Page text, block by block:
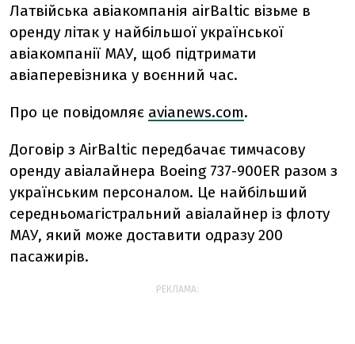
Латвійська авіакомпанія airBaltic візьме в
оренду літак у найбільшої української
авіакомпанії МАУ, щоб підтримати
авіаперевізника у воєнний час.
Про це повідомляє avianews.com.
Договір з AirBaltic передбачає тимчасову
оренду авіалайнера Boeing 737-900ER разом з
українським персоналом. Це найбільший
середньомагістральний авіалайнер із флоту
МАУ, який може доставити одразу 200
пасажирів.
РЕКЛАМА: